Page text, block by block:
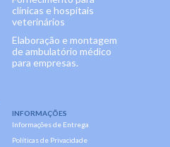
clínicas e hospitais
veterinários
Elaboração e montagem
de ambulatório médico
para empresas.
INFORMAÇÕES
Informações de Entrega
Políticas de Privacidade